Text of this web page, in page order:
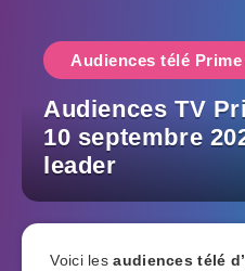
Audiences télé Prime
Audiences TV
10 septembre
leader
Voici lesaudiences télé